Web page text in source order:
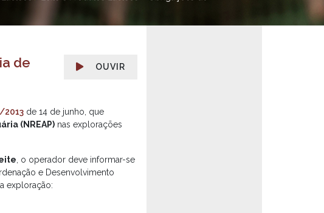
OUVIR
de
2013 de 14 de junho, que
(NREAP) nas explorações
, o operador deve informar-se
e Desenvolvimento
exploração: